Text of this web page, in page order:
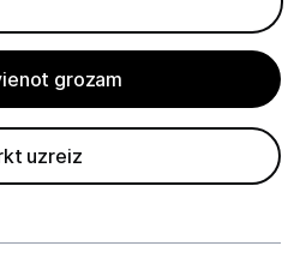
aprīkojums
>
un piederumi
grozam
uzreiz